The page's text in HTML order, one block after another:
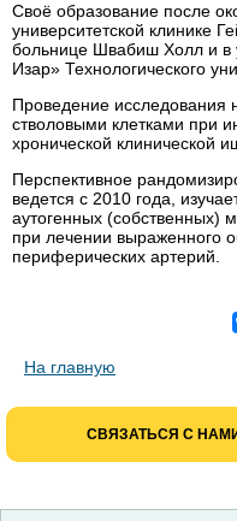
Своё образование после
университетской клинике
больнице Швабиш Холл и в
Изар» Технологического
Проведение исследования
стволовыми клетками при
хронической клинической
Перспективное
ведется с 2010 года,
аутогенных (собственных)
при лечении выраженного
периферических артерий.
На главную
СВЯЗАТЬСЯ С